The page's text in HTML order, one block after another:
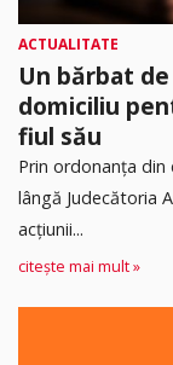
ACTUALITATE
Un bărbat
domiciliu
fiul său
Prin ordonanța din
lângă Judecătoria
acţiunii...
citește mai mult »